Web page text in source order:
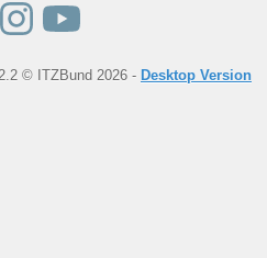
© ITZBund 2026 - Desktop Version